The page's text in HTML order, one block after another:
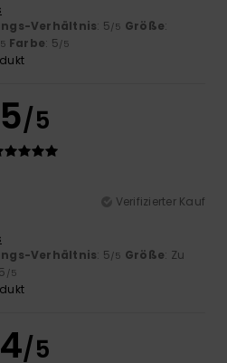
Verhältnis: 5/5 Größe:
Farbe: 5/5
5/5
Verifizierter Kauf
Verhältnis: 5/5 Größe: Zu
/5
4/5